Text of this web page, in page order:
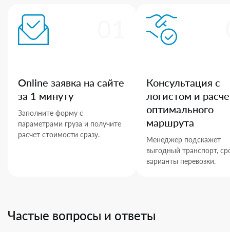
Online заявка на сайте
за 1 минуту
Заполните форму с
параметрами груза и получите
расчет стоимости сразу.
Консультация с
логистом и
оптимального
маршрута
Менеджер подскажет
выгодный транспорт,
варианты перевозки.
Частые вопросы и ответы